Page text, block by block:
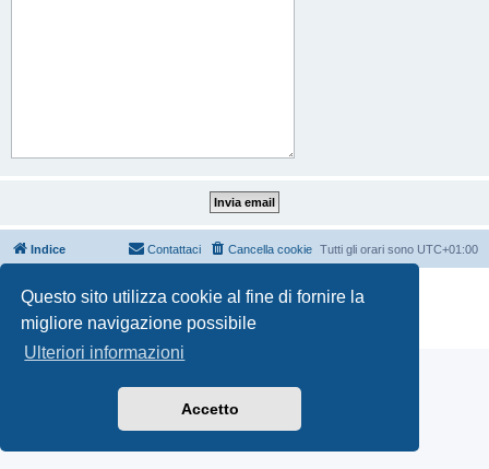
Questo sito utilizza cookie al fine di fornire la
migliore navigazione possibile
Ulteriori informazioni
Accetto
Indice Tutti gli orari sono UTC+01:00
Cancella cookie
Contattaci
Creato da
® Forum Software © phpBB Limited
Privacy|Condizioni